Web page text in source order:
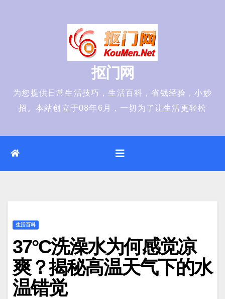
抠门网
为您提供日常生活技巧，生活百科，省钱经验，小妙
招。本站创立于08年6月，一切为了让生活更轻松
生活百科
37°C洗澡水为何感觉凉
爽？揭秘高温天气下的水
温错觉